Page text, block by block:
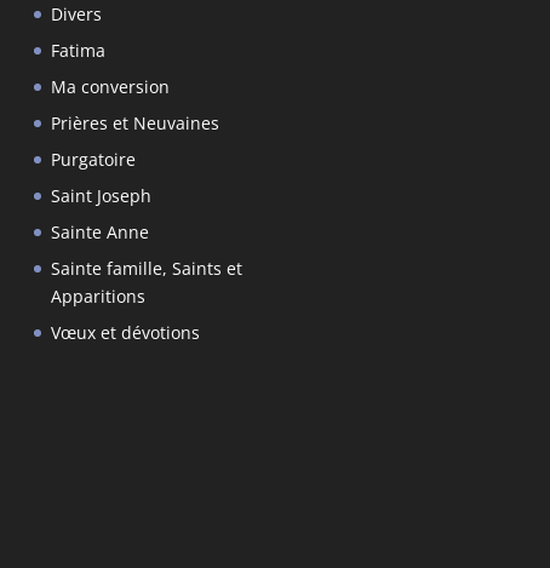
Divers
Fatima
Ma conversion
Prières et Neuvaines
Purgatoire
Saint Joseph
Sainte Anne
Sainte famille, Saints et
Apparitions
Vœux et dévotions